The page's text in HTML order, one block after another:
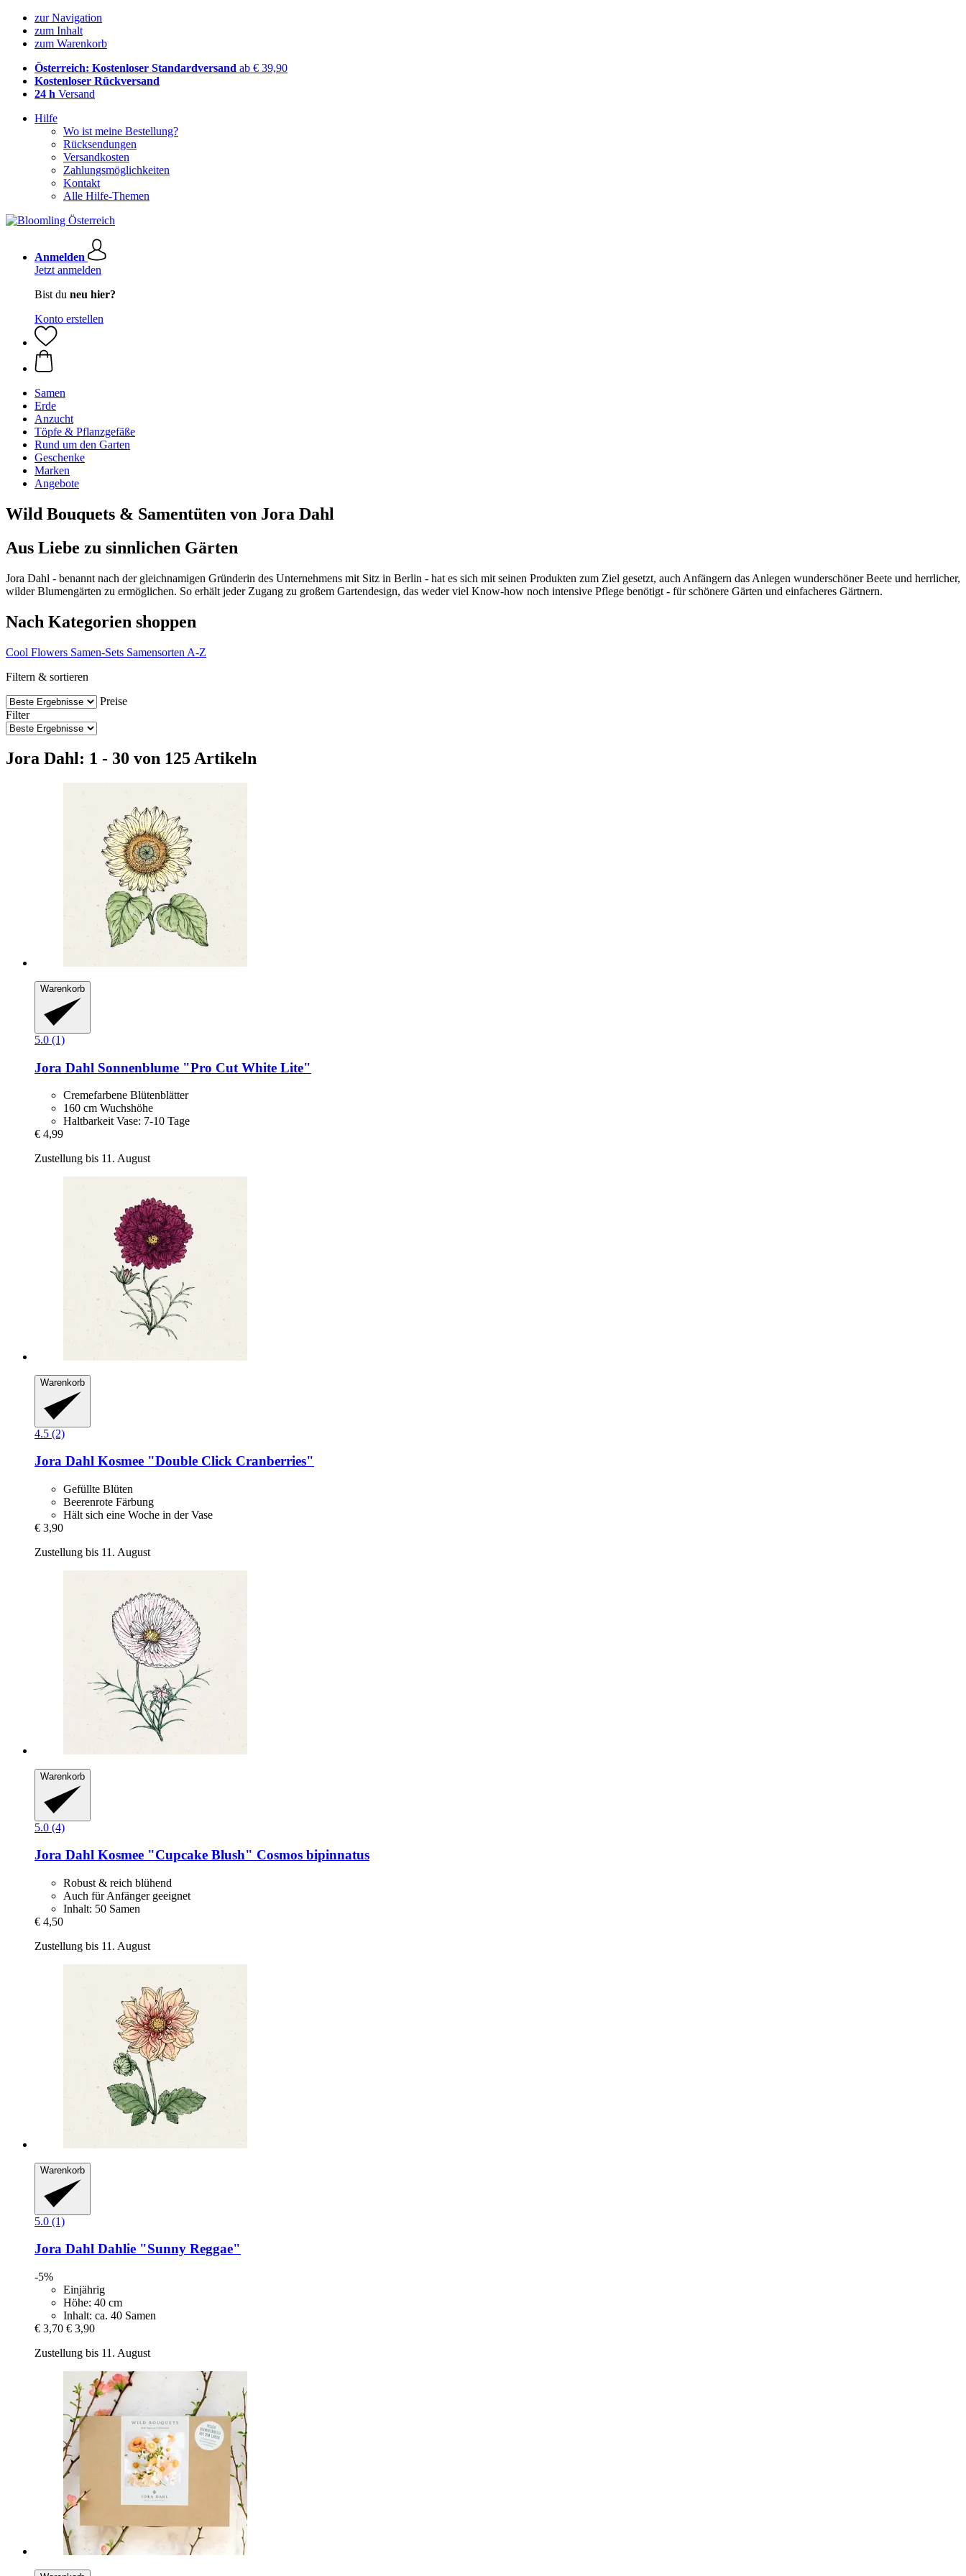
zur Navigation
zum Inhalt
zum Warenkorb
Österreich: Kostenloser Standardversand ab € 39,90
Kostenloser Rückversand
24 h Versand
Hilfe
Wo ist meine Bestellung?
Rücksendungen
Versandkosten
Zahlungsmöglichkeiten
Kontakt
Alle Hilfe-Themen
Anmelden
Jetzt anmelden
Bist du neu hier?
Konto erstellen
Samen
Erde
Anzucht
Töpfe & Pflanzgefäße
Rund um den Garten
Geschenke
Marken
Angebote
Wild Bouquets & Samentüten von Jora Dahl
Aus Liebe zu sinnlichen Gärten
Jora Dahl - benannt nach der gleichnamigen Gründerin des Unternehmens mit Sitz in Berlin - hat es sich mit seinen Produkten zum Ziel gesetzt, auch Anfängern das Anlegen wunderschöner Beete und herrlicher,
wilder Blumengärten zu ermöglichen. So erhält jeder Zugang zu großem Gartendesign, das weder viel Know-how noch intensive Pflege benötigt - für schönere Gärten und einfacheres Gärtnern.
Nach Kategorien shoppen
Cool Flowers Samen-Sets Samensorten A-Z
Filtern & sortieren
Preise
Filter
Jora Dahl: 1 - 30 von 125 Artikeln
Warenkorb
5.0 (1)
Jora Dahl Sonnenblume "Pro Cut White Lite"
Cremefarbene Blütenblätter
160 cm Wuchshöhe
Haltbarkeit Vase: 7-10 Tage
€ 4,99
Zustellung bis 11. August
Warenkorb
4.5 (2)
Jora Dahl Kosmee "Double Click Cranberries"
Gefüllte Blüten
Beerenrote Färbung
Hält sich eine Woche in der Vase
€ 3,90
Zustellung bis 11. August
Warenkorb
5.0 (4)
Jora Dahl Kosmee "Cupcake Blush" Cosmos bipinnatus
Robust & reich blühend
Auch für Anfänger geeignet
Inhalt: 50 Samen
€ 4,50
Zustellung bis 11. August
Warenkorb
5.0 (1)
Jora Dahl Dahlie "Sunny Reggae"
-5%
Einjährig
Höhe: 40 cm
Inhalt: ca. 40 Samen
€ 3,70 € 3,90
Zustellung bis 11. August